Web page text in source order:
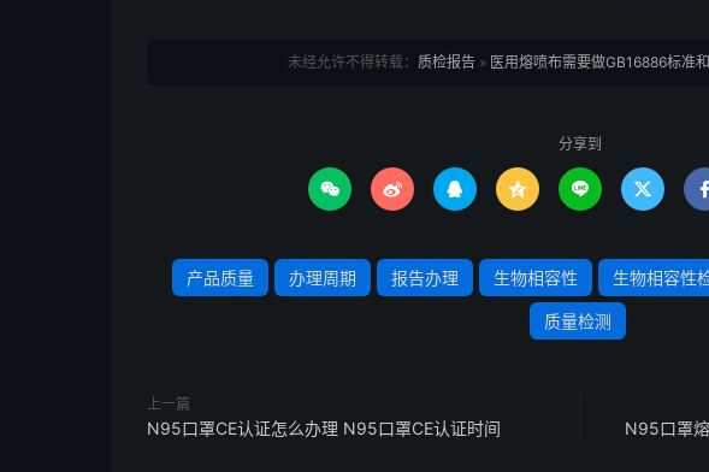
未经允许不得转载： 质检报告 » 医用熔喷布需要做GB16886标准
分享到
      
产品质量 办理周期 报告办理 生物相容性 生物相容性
质量检测
上一篇
N95口罩CE认证怎么办理 N95口罩CE认证时间 N95口罩